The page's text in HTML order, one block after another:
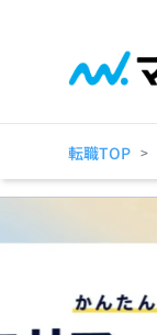
転職TOP >